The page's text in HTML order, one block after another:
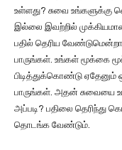
உள்ளது? சுவை உங்களுக்கு
இல்லை இவற்றில்
பதில் தெரிய
பாருங்கள். உங்கள் மூக்கை
பிடித்துக்கொண்டு ஏதேனும்
பாருங்கள். அதன் சுவையை
அப்படி? பதிலை தெரிந்து
தொடங்க வேண்டும்.